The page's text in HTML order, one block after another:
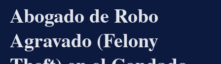
Abogado de Robo
Agravado (Felony